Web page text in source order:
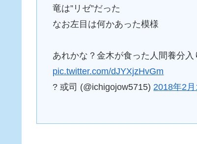
竜は”リゼ”だった
なお左目は何かあった模様
あれかな？金木が食った人間養分
pic.twitter.com/dJYXjzHvGm
? 或司 (@ichigojow5715) 2018年2月